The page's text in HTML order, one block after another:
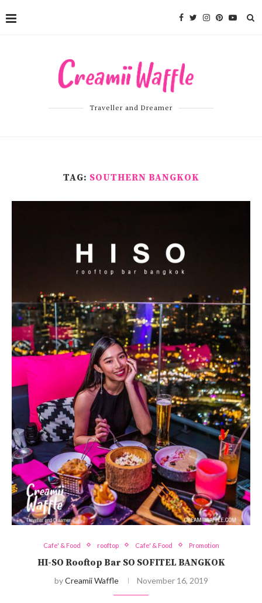
Traveller and Dreamer
TAG: SOUTHERN BANGKOK
Cafe' & Food rooftop Cafe' & Food Promotion
HI-SO Rooftop Bar SO SOFITEL BANGKOK
byCreamii Waffle November 16, 2019